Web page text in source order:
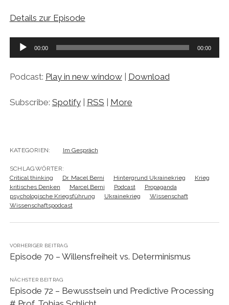
Details zur Episode
Audio-
00:00 00:00
Podcast: Play in new window| Download
Subscribe: Spotify| RSS | More
KATEGORIEN: Im Gespräch
SCHLAGWÖRTER:
Critical thinking
Dr. Macel Berni Hintergrund Ukrainekrieg
Krieg
kritisches Denken
Marcel Berni Podcast
Propaganda
psychologische Kriegsführung
Ukrainekrieg
Wissenschaft
Wissenschaftspodcast
VORHERIGER BEITRAG
Episode 70 – Willensfreiheit vs. Determinismus
NÄCHSTER BEITRAG
Episode 72 – Bewusstsein und Predictive Processing